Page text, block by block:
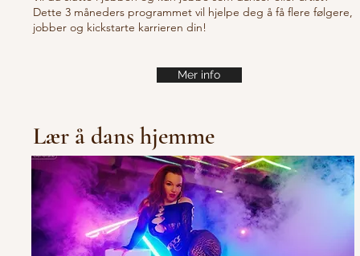
Dette 3 måneders programmet vil hjelpe deg å få flere følgere,
jobber og kickstarte karrieren din!
Mer info
Lær å dans hjemme